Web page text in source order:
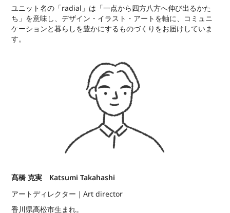
ユニット名の「radial」は「一点から四方八方へ伸び出るかた
ち」を意味し、デザイン・イラスト・アートを軸に、コミュニ
ケーションと暮らしを豊かにするものづくりをお届けしていま
す。
髙橋 克実 Katsumi Takahashi
アートディレクター｜Art director
香川県高松市生まれ。